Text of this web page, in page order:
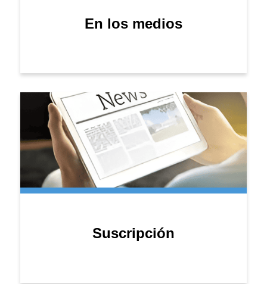
En los medios
Suscripción